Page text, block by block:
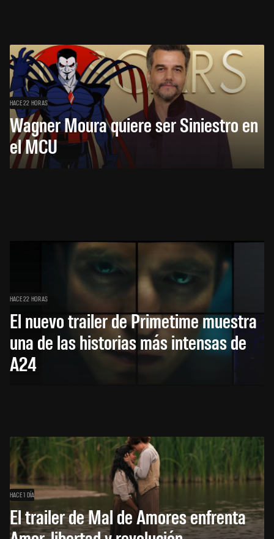
HACE 22 HORAS
Wagner Moura quiere ser Siniestro en
el MCU
HACE 22 HORAS
El nuevo trailer de Primetime muestra
una de las historias más intensas de
A24
HACE 1 DÍA
El trailer de Mal de Amores enfrenta